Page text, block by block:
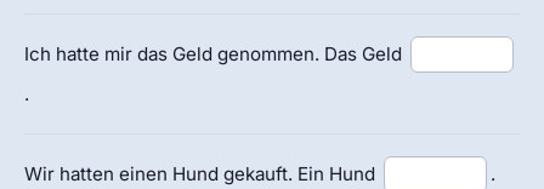
Ich hatte mir das Geld genommen. Das Geld
.
Wir hatten einen Hund gekauft. Ein Hund .